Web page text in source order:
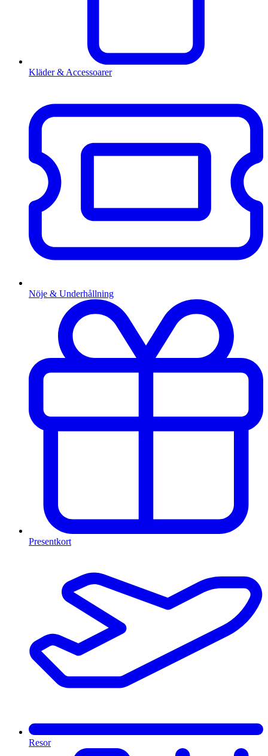
Kläder & Accessoarer
Nöje & Underhållning
Presentkort
Resor